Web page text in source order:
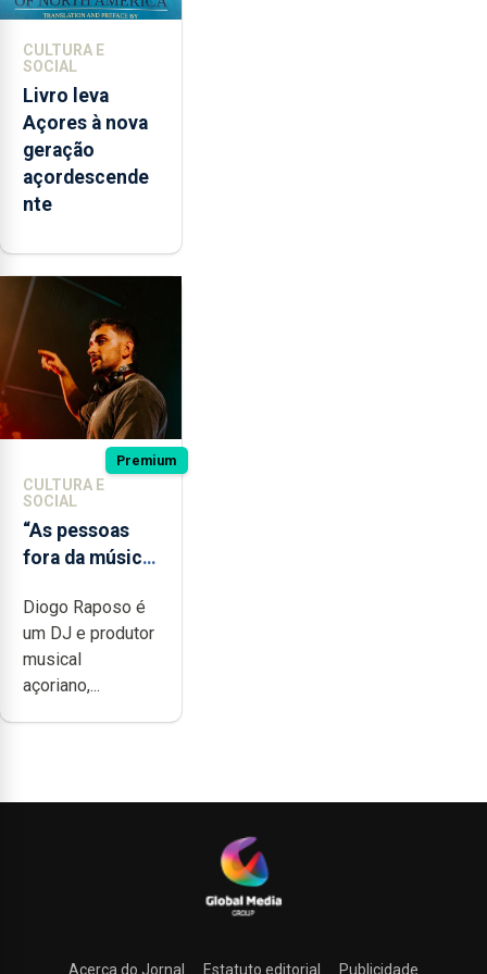
CULTURA E
SOCIAL
Livro leva
Açores à nova
geração
açordescende
nte
Premium
CULTURA E
SOCIAL
“As pessoas
fora da música
noção do quão
difícil é
produzir uma
música”
Diogo Raposo é
um DJ e produtor
musical
açoriano,...
Acerca do Jornal Estatuto editorial Publicidade